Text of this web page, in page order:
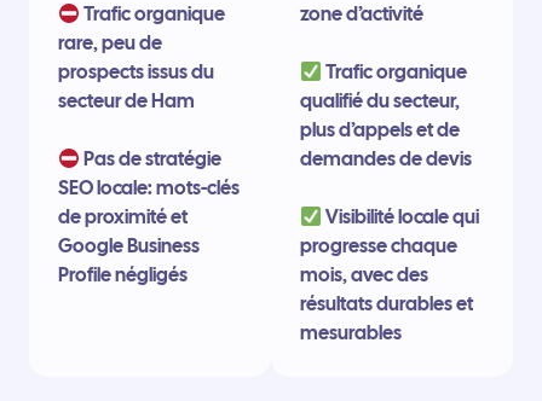
Trafic organique
rare, peu de
prospects issus du
secteur de Ham
Pas de stratégie
SEO locale: mots-clés
de proximité et
Google Business
Profile négligés
zone d’activité
Trafic organique
qualifié du secteur,
plus d’appels et de
demandes de devis
Visibilité locale qui
progresse chaque
mois, avec des
résultats durables et
mesurables